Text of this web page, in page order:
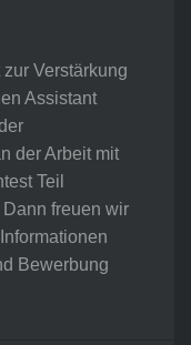
Verstärkung
Assistant
der Arbeit mit
Teil
freuen wir
Bewerbung